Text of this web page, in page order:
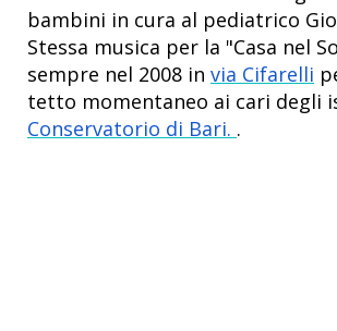
bambini in cura al pediatrico
Stessa musica per la "Casa nel
sempre nel 2008 in via Cifarelli
tetto momentaneo ai cari degli
Conservatorio di Bari. .